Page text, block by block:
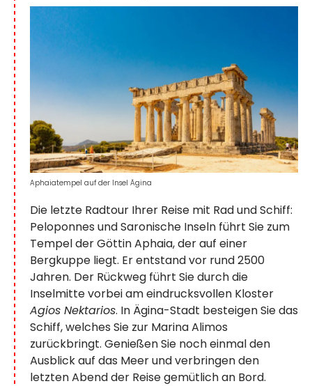
Die letzte Radtour Ihrer Reise mit Rad und Schiff:
Peloponnes und Saronische Inseln führt Sie zum
Tempel der Göttin Aphaia, der auf einer
Bergkuppe liegt. Er entstand vor rund 2500
Jahren. Der Rückweg führt Sie durch die
Inselmitte vorbei am eindrucksvollen Kloster
Agios Nektarios. In Ägina-Stadt besteigen Sie das
Schiff, welches Sie zur Marina Alimos
zurückbringt. Genießen Sie noch einmal den
Ausblick auf das Meer und verbringen den
letzten Abend der Reise gemütlich an Bord.
Aphaiatempel auf der Insel Ägina